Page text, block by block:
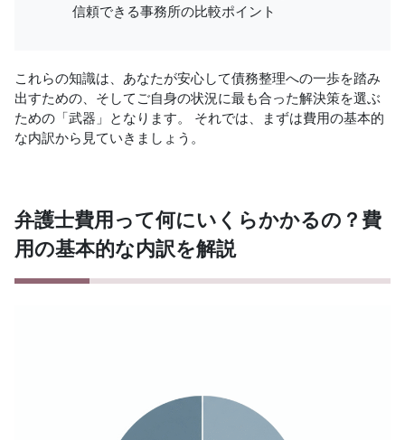
信頼できる事務所の比較ポイント
これらの知識は、あなたが安心して債務整理への一歩を踏み
出すための、そしてご自身の状況に最も合った解決策を選ぶ
ための「武器」となります。 それでは、まずは費用の基本的
な内訳から見ていきましょう。
弁護士費用って何にいくらかかるの？費
用の基本的な内訳を解説